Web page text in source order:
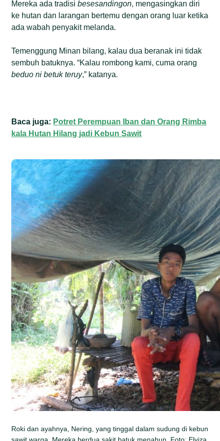
Mereka ada tradisibesesandingon, mengasingkan diri
ke hutan dan larangan bertemu dengan orang luar ketika
ada wabah penyakit melanda.
Temenggung Minan bilang, kalau dua beranak ini tidak
sembuh batuknya. “Kalau rombong kami, cuma orang
beduo ni betuk teruy,” katanya.
Baca juga: Potret Perempuan Iban dan Orang Rimba
kala Hutan Hilang jadi Kebun Sawit
Roki dan ayahnya, Nering, yang tinggal dalam sudung di kebun
sawit warga. Mereka berdua sakit batuk menahun. Foto: Elviza